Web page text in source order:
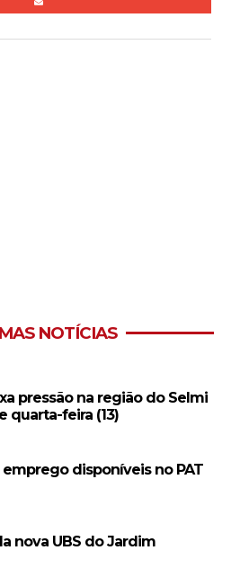
NOTÍCIAS
pressão na região do Selmi
quarta-feira (13)
disponíveis no PAT
nova UBS do Jardim